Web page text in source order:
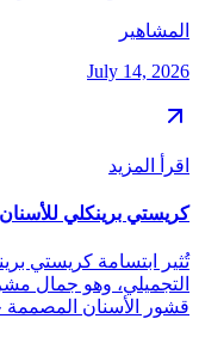
المشاهير
July 14, 2026
اقرأ المزيد
كريستي برينكلي
تُثير ابتسامة كريستي
التجميلي، وهو جمال
قشور الأسنان